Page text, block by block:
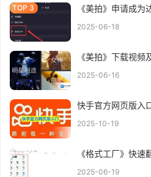
《美拍》申请成为
2025-06-18
《美拍》下载视频
2025-06-16
快手官方网页版入
2025-10-19
《格式工厂》快
2025-06-19